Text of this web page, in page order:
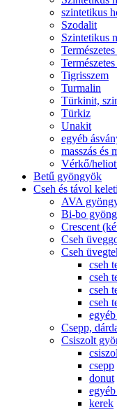
szintetikus
Szodalit
Szintetikus
Tigrisszem
Turmalin
Türkinit,
Türkiz
Unakit
egyéb
masszás és
Vérkő/
Betű gyöngyök
Cseh és távol
AVA
Bi-bo
Crescent
Cseh
Cseh
cseh
cseh
cseh
cseh
Csepp,
Csiszolt
csepp
donut
kerek